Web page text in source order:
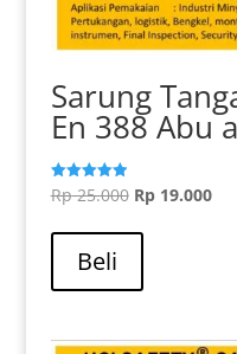
Sarung
En 388 Abu
Dinilai
5.00
Rp25.000 Harga
Rp19.000
Beli